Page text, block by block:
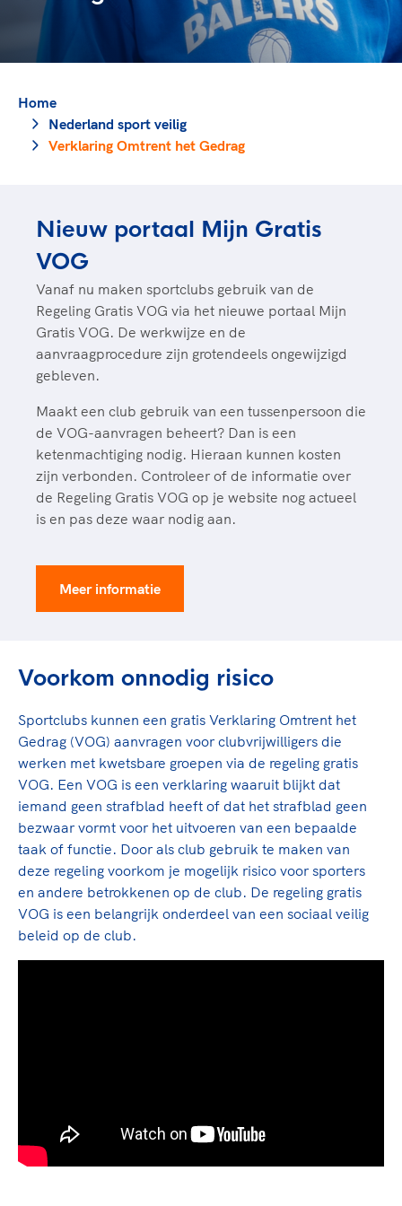
Sportonderzoek
Sportakkoord II
Game Changer
TeamNL kids
Nieuwspagina
Columns
Sport gaat niet vanzelf
Sport verenigt. Op sportclubs, pleintjes, tijdens
een rondje fietsen, door samen te skaten of naar
de sportschool te gaan. Door samen te juichen
voor Sifan Hassan, Rico Verhoeven, Diede de
Groot en het Nederlands Elftal. Of met trots te
genieten van de karatewedstrijd van je dochter,
Lees verder
Veilige en integere sport
Diversiteit en inclusie
Gezonde sportomgeving
Bekwaam sportkader
Vitale clubs en bestuurlijk kader
Clubacties
Handboek Wet- en Regelgeving
Opleidingen en trainingen
High5 Stappenplan
Ruimte voor sport
Clubondersteuning
Beroepskrachten
Samen voor een veilige
sportomgeving
En wat mag vooral niet? Een gedragscode geeft
TeamNL Academie Kalender
Olympische Spelen LA28
Topsportbeleid
Topsportfinanciering
Maatschappelijke waarde topsport
Top teamsportcompetities
De TeamNL Academie
De TeamNL Academie biedt een leer- en
ontwikkelprogramma voor de volgende functies
binnen TeamNL programma's: experts, coaches,
bestuurders, (technisch) directeuren, managers en
Lees verder
Home
Nederland sport veilig
Verklaring Omtrent het Gedrag
Nieuw portaal Mijn Gratis
VOG
Vanaf nu maken sportclubs gebruik van de
Regeling Gratis VOG via het nieuwe portaal Mijn
Gratis VOG. De werkwijze en de
aanvraagprocedure zijn grotendeels ongewijzigd
gebleven.
Maakt een club gebruik van een tussenpersoon die
de VOG-aanvragen beheert? Dan is een
ketenmachtiging nodig. Hieraan kunnen kosten
zijn verbonden. Controleer of de informatie over
de Regeling Gratis VOG op je website nog actueel
is en pas deze waar nodig aan.
Meer informatie
Voorkom onnodig risico
Sportclubs kunnen een gratis Verklaring Omtrent het
Gedrag (VOG) aanvragen voor clubvrijwilligers die
werken met kwetsbare groepen via de regeling gratis
VOG. Een VOG is een verklaring waaruit blijkt dat
iemand geen strafblad heeft of dat het strafblad geen
bezwaar vormt voor het uitvoeren van een bepaalde
taak of functie. Door als club gebruik te maken van
deze regeling voorkom je mogelijk risico voor sporters
en andere betrokkenen op de club. De regeling gratis
VOG is een belangrijk onderdeel van een sociaal veilig
beleid op de club.